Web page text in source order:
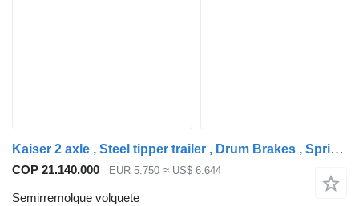
Kaiser 2 axle , Steel tipper trailer , Drum Brakes , Spring Suspension
COP 21.140.000 EUR 5.750 ≈ US$ 6.644
Semirremolque volquete